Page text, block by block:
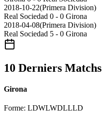
2018-10-22(Primera Division)
Real Sociedad 0 - 0 Girona
2018-04-08(Primera Division)
Real Sociedad 5 - 0 Girona
10 Derniers Matchs
Girona
Forme: LDWLWDLLLD